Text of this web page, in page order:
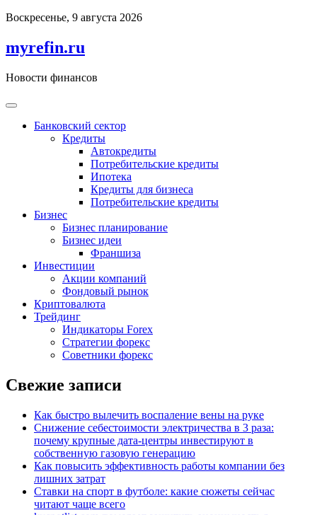
Перейти
содержимому
Воскресенье, 9 августа 2026
myrefin.ru
Новости финансов
Банковский сектор
Кредиты
Автокредиты
Потребительские кредиты
Ипотека
Кредиты для бизнеса
Потребительские кредиты
Бизнес
Бизнес планирование
Бизнес идеи
Франшиза
Инвестиции
Акции компаний
Фондовый рынок
Криптовалюта
Трейдинг
Индикаторы Forex
Стратегии форекс
Советники форекс
Свежие записи
Как быстро вылечить воспаление вены на руке
Снижение себестоимости электричества в 3 раза:
почему крупные дата-центры инвестируют в
собственную газовую генерацию
Как повысить эффективность работы компании без
лишних затрат
Ставки на спорт в футболе: какие сюжеты сейчас
читают чаще всего